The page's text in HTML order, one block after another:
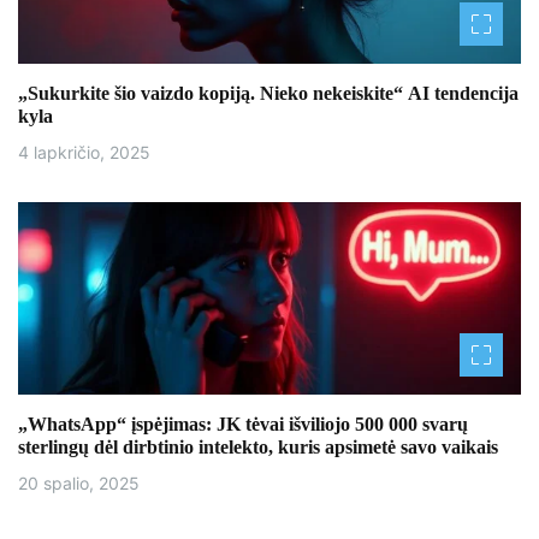
ų
„Sukurkite šio vaizdo kopiją. Nieko nekeiskite“ AI tendencija
kyla
4 lapkričio, 2025
„WhatsApp“ įspėjimas: JK tėvai išviliojo 500 000 svarų
sterlingų dėl dirbtinio intelekto, kuris apsimetė savo vaikais
20 spalio, 2025